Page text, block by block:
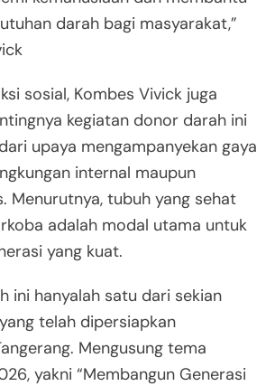
darah bagi masyarakat,”
sosial, Kombes Vivick juga
kegiatan donor darah ini
upaya mengampanyekan gaya
internal maupun
Menurutnya, tubuh yang sehat
adalah modal utama untuk
yang kuat.
ini hanyalah satu dari sekian
telah dipersiapkan
Mengusung tema
yakni “Membangun Generasi